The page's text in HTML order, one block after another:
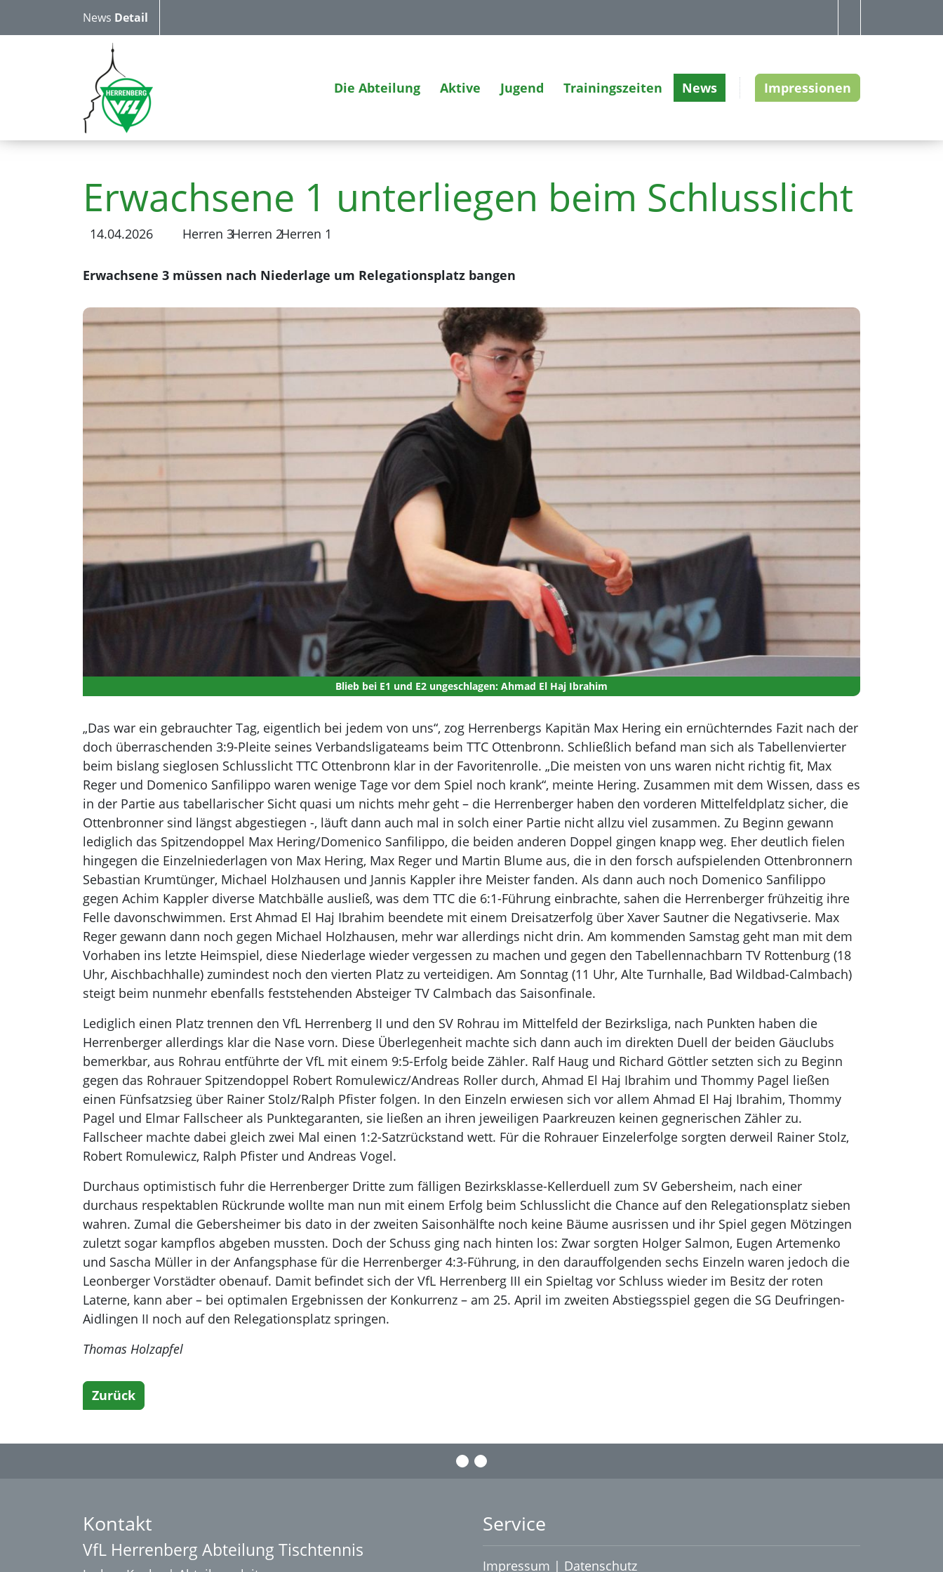
News Detail
Die Abteilung Aktive Jugend Trainingszeiten News Impressionen
Erwachsene 1 unterliegen beim Schlusslicht
14.04.2026 Herren 3Herren 2Herren 1
Erwachsene 3 müssen nach Niederlage um Relegationsplatz bangen
Blieb bei E1 und E2 ungeschlagen: Ahmad El Haj Ibrahim
„Das war ein gebrauchter Tag, eigentlich bei jedem von uns“, zog Herrenbergs Kapitän Max Hering ein ernüchterndes Fazit nach der
doch überraschenden 3:9-Pleite seines Verbandsligateams beim TTC Ottenbronn. Schließlich befand man sich als Tabellenvierter
beim bislang sieglosen Schlusslicht TTC Ottenbronn klar in der Favoritenrolle. „Die meisten von uns waren nicht richtig fit, Max
Reger und Domenico Sanfilippo waren wenige Tage vor dem Spiel noch krank“, meinte Hering. Zusammen mit dem Wissen, dass es
in der Partie aus tabellarischer Sicht quasi um nichts mehr geht – die Herrenberger haben den vorderen Mittelfeldplatz sicher, die
Ottenbronner sind längst abgestiegen -, läuft dann auch mal in solch einer Partie nicht allzu viel zusammen. Zu Beginn gewann
lediglich das Spitzendoppel Max Hering/Domenico Sanfilippo, die beiden anderen Doppel gingen knapp weg. Eher deutlich fielen
hingegen die Einzelniederlagen von Max Hering, Max Reger und Martin Blume aus, die in den forsch aufspielenden Ottenbronnern
Sebastian Krumtünger, Michael Holzhausen und Jannis Kappler ihre Meister fanden. Als dann auch noch Domenico Sanfilippo
gegen Achim Kappler diverse Matchbälle ausließ, was dem TTC die 6:1-Führung einbrachte, sahen die Herrenberger frühzeitig ihre
Felle davonschwimmen. Erst Ahmad El Haj Ibrahim beendete mit einem Dreisatzerfolg über Xaver Sautner die Negativserie. Max
Reger gewann dann noch gegen Michael Holzhausen, mehr war allerdings nicht drin. Am kommenden Samstag geht man mit dem
Vorhaben ins letzte Heimspiel, diese Niederlage wieder vergessen zu machen und gegen den Tabellennachbarn TV Rottenburg (18
Uhr, Aischbachhalle) zumindest noch den vierten Platz zu verteidigen. Am Sonntag (11 Uhr, Alte Turnhalle, Bad Wildbad-Calmbach)
steigt beim nunmehr ebenfalls feststehenden Absteiger TV Calmbach das Saisonfinale.
Lediglich einen Platz trennen den VfL Herrenberg II und den SV Rohrau im Mittelfeld der Bezirksliga, nach Punkten haben die
Herrenberger allerdings klar die Nase vorn. Diese Überlegenheit machte sich dann auch im direkten Duell der beiden Gäuclubs
bemerkbar, aus Rohrau entführte der VfL mit einem 9:5-Erfolg beide Zähler. Ralf Haug und Richard Göttler setzten sich zu Beginn
gegen das Rohrauer Spitzendoppel Robert Romulewicz/Andreas Roller durch, Ahmad El Haj Ibrahim und Thommy Pagel ließen
einen Fünfsatzsieg über Rainer Stolz/Ralph Pfister folgen. In den Einzeln erwiesen sich vor allem Ahmad El Haj Ibrahim, Thommy
Pagel und Elmar Fallscheer als Punktegaranten, sie ließen an ihren jeweiligen Paarkreuzen keinen gegnerischen Zähler zu.
Fallscheer machte dabei gleich zwei Mal einen 1:2-Satzrückstand wett. Für die Rohrauer Einzelerfolge sorgten derweil Rainer Stolz,
Robert Romulewicz, Ralph Pfister und Andreas Vogel.
Durchaus optimistisch fuhr die Herrenberger Dritte zum fälligen Bezirksklasse-Kellerduell zum SV Gebersheim, nach einer
durchaus respektablen Rückrunde wollte man nun mit einem Erfolg beim Schlusslicht die Chance auf den Relegationsplatz sieben
wahren. Zumal die Gebersheimer bis dato in der zweiten Saisonhälfte noch keine Bäume ausrissen und ihr Spiel gegen Mötzingen
zuletzt sogar kampflos abgeben mussten. Doch der Schuss ging nach hinten los: Zwar sorgten Holger Salmon, Eugen Artemenko
und Sascha Müller in der Anfangsphase für die Herrenberger 4:3-Führung, in den darauffolgenden sechs Einzeln waren jedoch die
Leonberger Vorstädter obenauf. Damit befindet sich der VfL Herrenberg III ein Spieltag vor Schluss wieder im Besitz der roten
Laterne, kann aber – bei optimalen Ergebnissen der Konkurrenz – am 25. April im zweiten Abstiegsspiel gegen die SG Deufringen-
Aidlingen II noch auf den Relegationsplatz springen.
Thomas Holzapfel
Zurück
Kontakt
VfL Herrenberg Abteilung Tischtennis
Service
Impressum | Datenschutz